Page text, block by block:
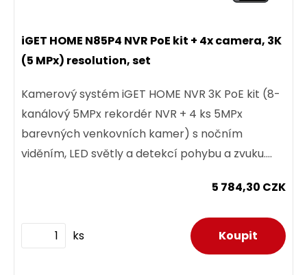
iGET HOME N85P4 NVR PoE kit + 4x camera, 3K
(5 MPx) resolution, set
Kamerový systém iGET HOME NVR 3K PoE kit (8-
kanálový 5MPx rekordér NVR + 4 ks 5MPx
barevných venkovních kamer) s nočním
viděním, LED světly a detekcí pohybu a zvuku.
5 784,30 CZK
ks